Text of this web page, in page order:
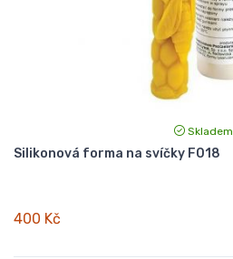
Skladem
Silikonová forma na svíčky F018
400 Kč